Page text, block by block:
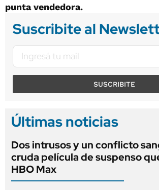
punta vendedora.
Suscribite al
SUSCRIBITE
Últimas noticias
Dos intrusos y un conflicto
cruda película de suspenso
HBO Max